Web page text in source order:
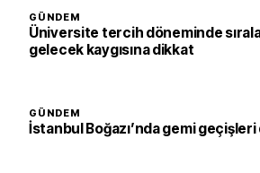
GÜNDEM
Üniversite tercih döneminde
gelecek kaygısına dikkat
GÜNDEM
İstanbul Boğazı’nda gemi